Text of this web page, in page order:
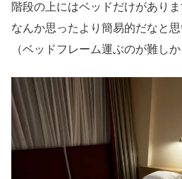
階段の上にはベッドだけがありま
なんか思ったより簡易的だなと
（ベッドフレーム運ぶのが難しか